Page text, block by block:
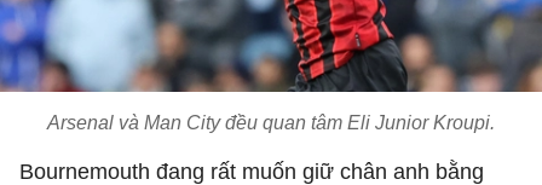
Arsenal và Man City đều quan tâm Eli Junior Kroupi.
Bournemouth đang rất muốn giữ chân anh bằng